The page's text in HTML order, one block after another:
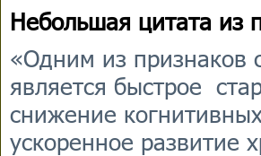
Небольшая цитата из
«Одним из признаков
является быстрое
снижение
ускоренное развитие